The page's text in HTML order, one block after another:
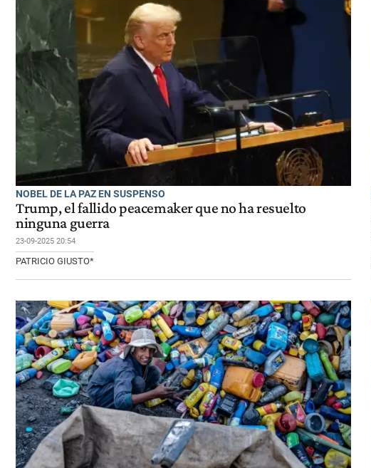
NOBEL DE LA PAZ EN SUSPENSO
Trump, el fallido peacemaker que no ha resuelto
ninguna guerra
23-09-2025 20:54
PATRICIO GIUSTO*